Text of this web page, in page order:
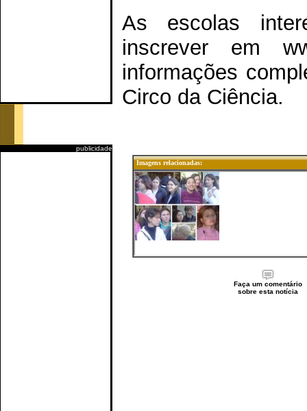
publicidade
As escolas
inscrever em
informações
Circo da Ciência.
Imagens relacionadas:
Faça um comentário
sobre esta notícia